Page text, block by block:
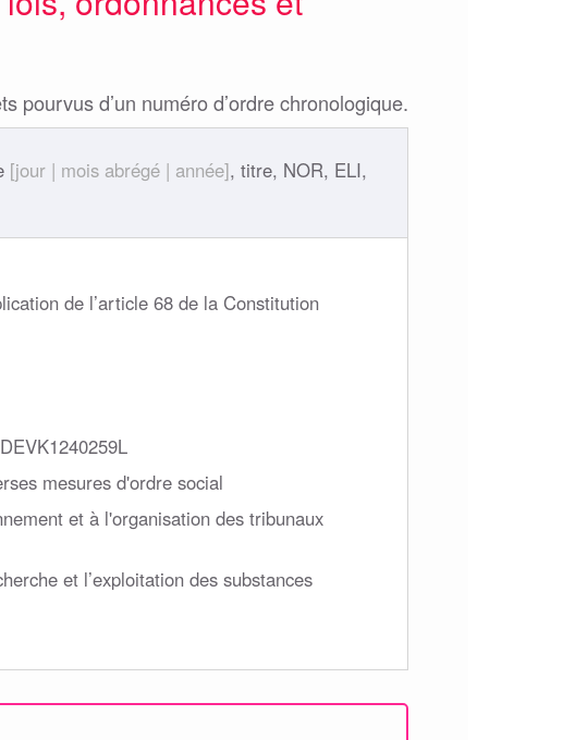
pourvus d’un numéro d’ordre chronologique.
[jour | mois abrégé | année], titre, NOR, ELI,
de l’article 68 de la Constitution
mesures d'ordre social
et à l'organisation des tribunaux
et l’exploitation des substances